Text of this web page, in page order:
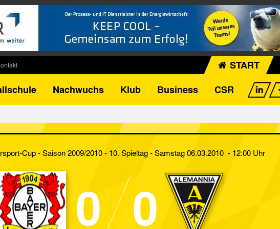
Pokal
START
Nachwuchs Klub Business CSR
Cup - Saison 2009/2010 - 10. Spieltag- Samstag 06.03.2010 - 12:00 Uhr
0 0